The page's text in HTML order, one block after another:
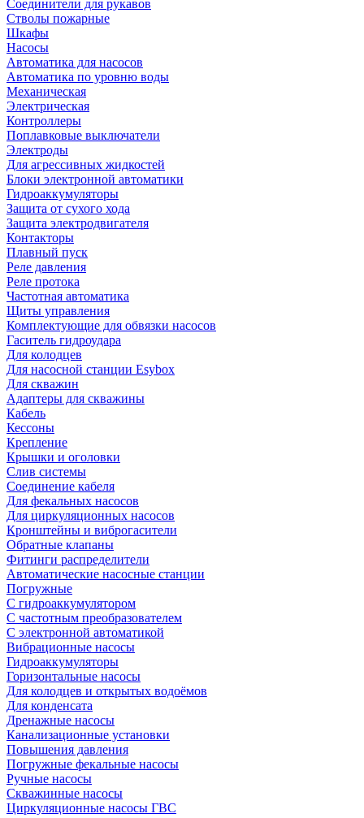
Соединители для рукавов
Стволы пожарные
Шкафы
Насосы
Автоматика для насосов
Автоматика по уровню воды
Механическая
Электрическая
Контроллеры
Поплавковые выключатели
Электроды
Для агрессивных жидкостей
Блоки электронной автоматики
Гидроаккумуляторы
Защита от сухого хода
Защита электродвигателя
Контакторы
Плавный пуск
Реле давления
Реле протока
Частотная автоматика
Щиты управления
Комплектующие для обвязки насосов
Гаситель гидроудара
Для колодцев
Для насосной станции Esybox
Для скважин
Адаптеры для скважины
Кабель
Кессоны
Крепление
Крышки и оголовки
Слив системы
Соединение кабеля
Для фекальных насосов
Для циркуляционных насосов
Кронштейны и виброгасители
Обратные клапаны
Фитинги распределители
Автоматические насосные станции
Погружные
С гидроаккумулятором
С частотным преобразователем
С электронной автоматикой
Вибрационные насосы
Гидроаккумуляторы
Горизонтальные насосы
Для колодцев и открытых водоёмов
Для конденсата
Дренажные насосы
Канализационные установки
Повышения давления
Погружные фекальные насосы
Ручные насосы
Скважинные насосы
Циркуляционные насосы ГВС